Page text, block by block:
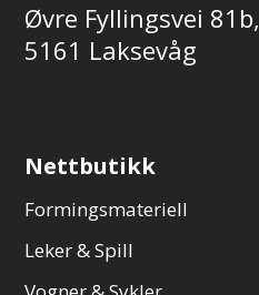
Øvre Fyllingsvei 81b,
5161 Laksevåg
Nettbutikk
Formingsmateriell
Leker & Spill